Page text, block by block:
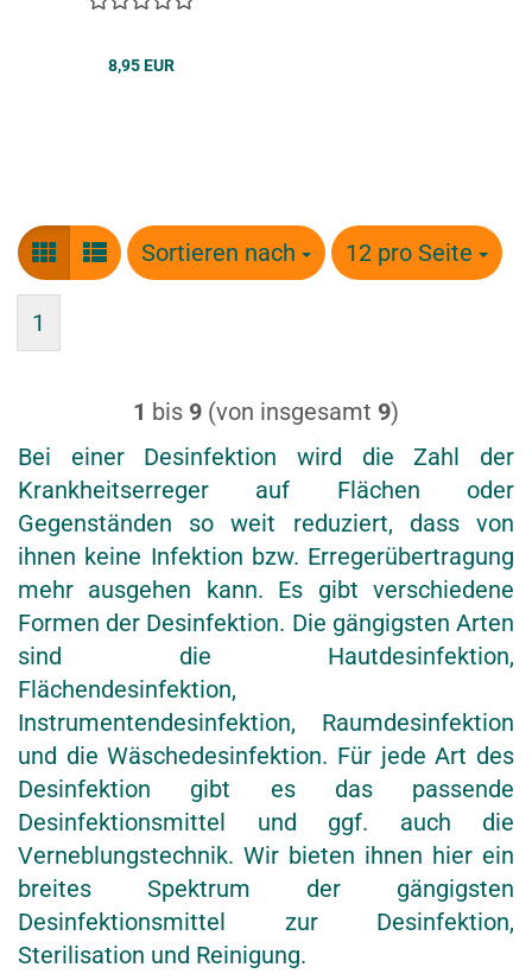
8,95 EUR
Sortieren nach
Sortieren nach 12 pro Seite
pro Seite
1
1 bis 9 (von insgesamt 9)
Bei einer Desinfektion wird die Zahl der
Krankheitserreger auf Flächen oder
Gegenständen so weit reduziert, dass von
ihnen keine Infektion bzw. Erregerübertragung
mehr ausgehen kann. Es gibt verschiedene
Formen der Desinfektion. Die gängigsten Arten
sind die Hautdesinfektion,
Flächendesinfektion,
Instrumentendesinfektion, Raumdesinfektion
und die Wäschedesinfektion. Für jede Art des
Desinfektion gibt es das passende
Desinfektionsmittel und ggf. auch die
Verneblungstechnik. Wir bieten ihnen hier ein
breites Spektrum der gängigsten
Desinfektionsmittel zur Desinfektion,
Sterilisation und Reinigung.